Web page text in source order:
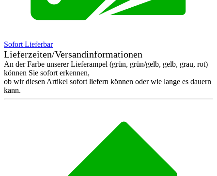
Sofort Lieferbar
Lieferzeiten/Versandinformationen
An der Farbe unserer Lieferampel (grün, grün/gelb, gelb, grau, rot)
können Sie sofort erkennen,
ob wir diesen Artikel sofort liefern können oder wie lange es dauern
kann.